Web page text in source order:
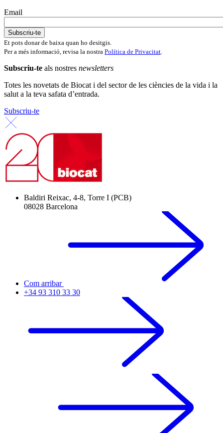
Email
Et pots donar de baixa quan ho desitgis.
Per a més informació, revisa la nostra Política de Privacitat
Subscriu-te als nostres newsletters
Totes les novetats de Biocat i del sector de les ciències de la vida i la
salut a la teva safata d’entrada.
Subscriu-te
Baldiri Reixac, 4-8, Torre I (PCB)
08028 Barcelona
Com arribar
+34 93 310 33 30